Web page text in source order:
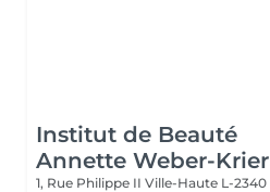
Institut de Beauté
Annette Weber-Krier
1, Rue Philippe II Ville-Haute L-2340